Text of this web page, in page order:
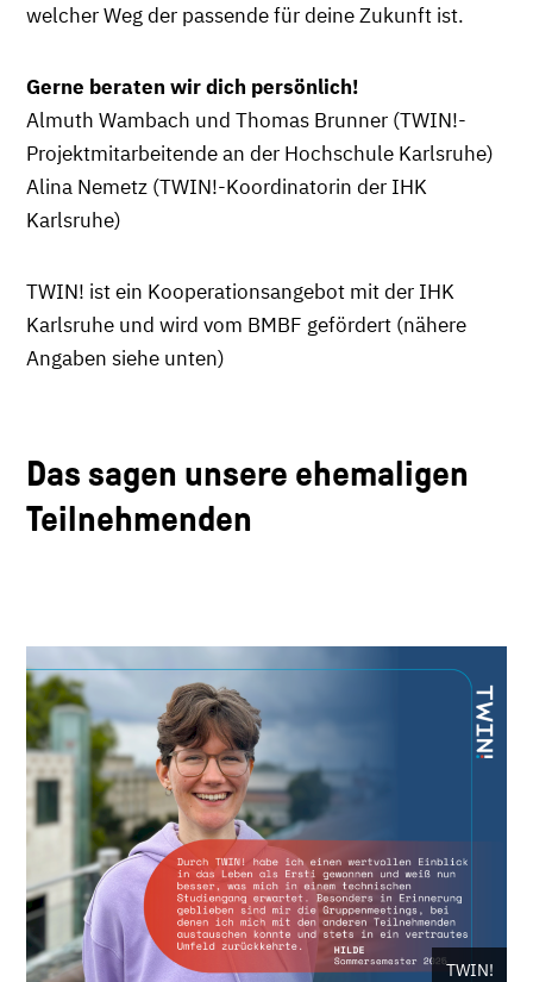
welcher Weg der passende für deine Zukunft ist.
Gerne beraten wir dich persönlich!
Almuth Wambach und Thomas Brunner (TWIN!-
Projektmitarbeitende an der Hochschule Karlsruhe)
Alina Nemetz (TWIN!-Koordinatorin der IHK
Karlsruhe)
TWIN! ist ein Kooperationsangebot mit der IHK
Karlsruhe und wird vom BMBF gefördert (nähere
Angaben siehe unten)
Das sagen unsere ehemaligen
Teilnehmenden
TWIN!